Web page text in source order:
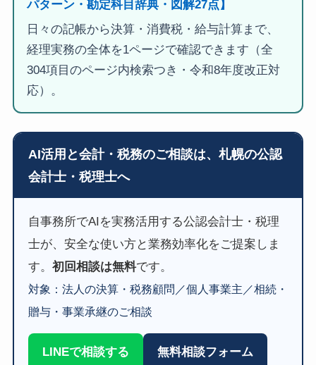
パターン・勘定科目辞典・図解27点】
日々の記帳から決算・消費税・給与計算まで、
経理実務の全体を1ページで確認できます（全
304項目のページ内検索つき・令和8年度改正対
応）。
AI活用と会計・税務のご相談は、札幌の公認
会計士・税理士へ
自事務所でAIを実務活用する公認会計士・税理
士が、安全な使い方と業務効率化をご提案しま
す。 初回相談は無料です。
対象：法人の決算・税務顧問／個人事業主／相続・
贈与・事業承継のご相談
LINEで相談する 無料相談フォーム